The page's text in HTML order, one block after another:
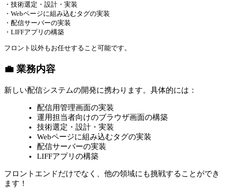
・技術選定・設計・実装
・Webページに組み込むタグの実装
・配信サーバーの実装
・LIFFアプリの構築
フロント以外もお任せすること可能です。
💼 業務内容
新しい配信システムの開発に携わります。具体的には：
配信用管理画面の実装
運用担当者向けのブラウザ画面の構築
技術選定・設計・実装
Webページに組み込むタグの実装
配信サーバーの実装
LIFFアプリの構築
フロントエンドだけでなく、他の領域にも挑戦することができ
ます！